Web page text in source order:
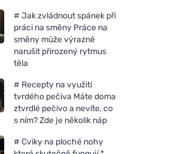
# Jak zvládnout spánek při
práci na směny Práce na
směny může výrazně
narušit přirozený rytmus
těla
# Recepty na využití
tvrdého pečiva Máte doma
ztvrdlé pečivo a nevíte, co
s ním? Zde je několik náp
# Cviky na ploché nohy